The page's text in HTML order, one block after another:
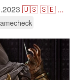
🇺🇸🇸🇪 ...